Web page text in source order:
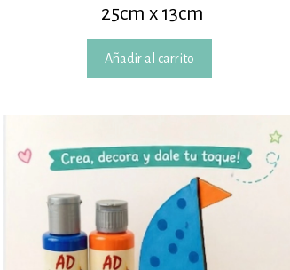
25cm x 13cm
Añadir al carrito